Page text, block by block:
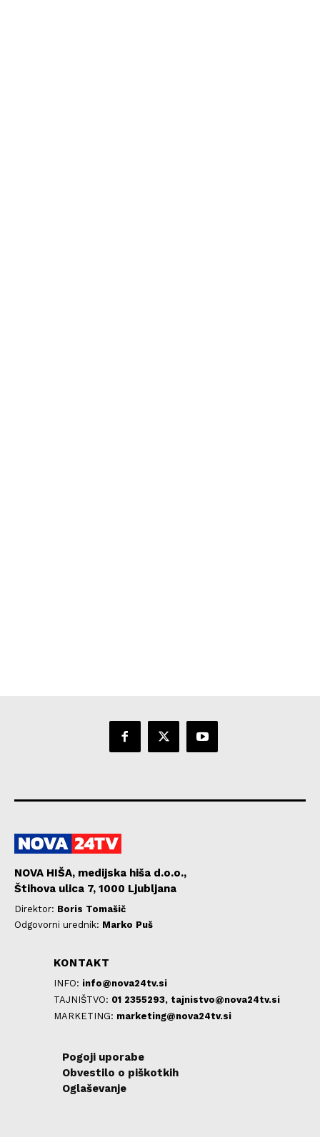
NOVA HIŠA, medijska hiša d.o.o.,
Štihova ulica 7, 1000 Ljubljana
Direktor: Boris Tomašič
Odgovorni urednik: Marko Puš
KONTAKT
INFO: info@nova24tv.si
TAJNIŠTVO: 01 2355293, tajnistvo@nova24tv.si
MARKETING: marketing@nova24tv.si
Pogoji uporabe
Obvestilo o piškotkih
Oglaševanje